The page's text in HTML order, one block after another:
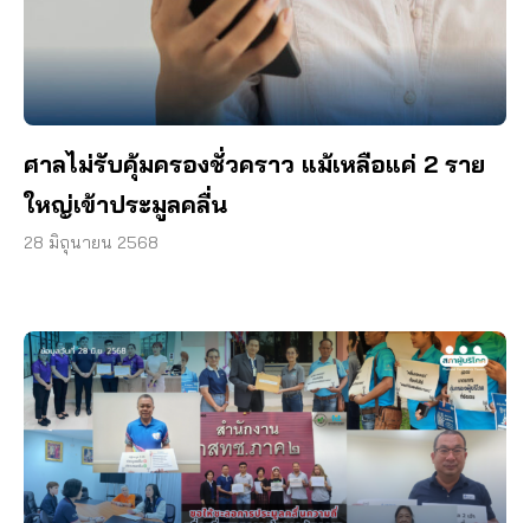
ศาลไม่รับคุ้มครองชั่วคราว แม้เหลือแค่ 2 ราย
ใหญ่เข้าประมูลคลื่น
28 มิถุนายน 2568